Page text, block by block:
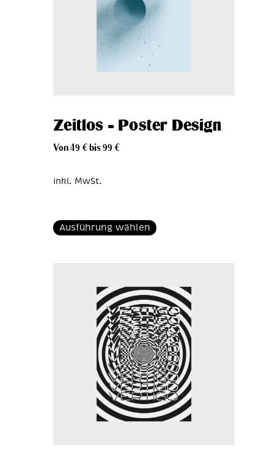
Zeitlos – Poster Design
Von49€bis99€
inkl. MwSt.
Ausführung wählen